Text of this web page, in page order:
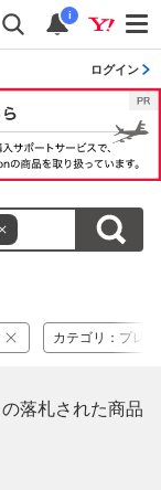
i
ログイン
カテゴリ ： プレ
の落札された商品